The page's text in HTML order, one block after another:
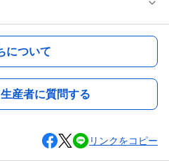
について
産者に質問する
リンクをコピー